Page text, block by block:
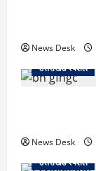
News Desk
उत्तराखंड स्पेशल
News Desk
उत्तराखंड स्पेशल